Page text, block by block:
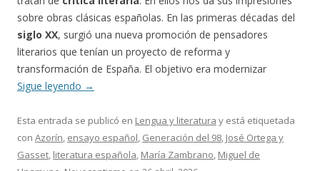
sobre obras clásicas españolas. En las primeras décadas del
siglo XX, surgió una nueva promoción de pensadores
literarios que tenían un proyecto de reforma y
transformación de España. El objetivo era modernizar
Sigue leyendo →
Esta entrada se publicó en Lengua y literatura y está etiquetada
con Azorín, ensayo español, Generación del 98, José Ortega y
Gasset, literatura española, María Zambrano, Miguel de